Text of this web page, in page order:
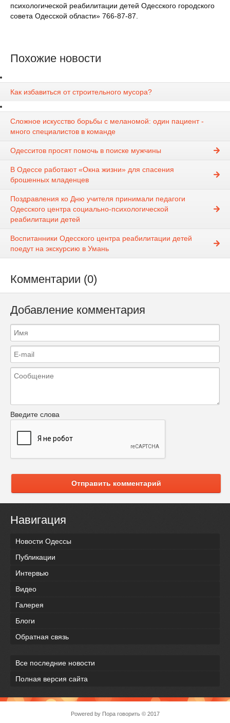
психологической реабилитации детей Одесского городского
совета Одесской области» 766-87-87.
Похожие новости
Как избавиться от строительного мусора?
Сложное искусство борьбы с меланомой: один пациент -
много специалистов в команде
Одесситов просят помочь в поиске мужчины
В Одессе работают «Окна жизни» для спасения
брошенных младенцев
Поздравления ко Дню учителя принимали педагоги
Одесского центра социально-психологической
реабилитации детей
Воспитанники Одесского центра реабилитации детей
поедут на экскурсию в Умань
Комментарии (0)
Добавление комментария
Введите слова
Отправить комментарий
Навигация
Новости Одессы
Публикации
Интервью
Видео
Галерея
Блоги
Обратная связь
Все последние новости
Полная версия сайта
Powered by Пора говорить© 2017